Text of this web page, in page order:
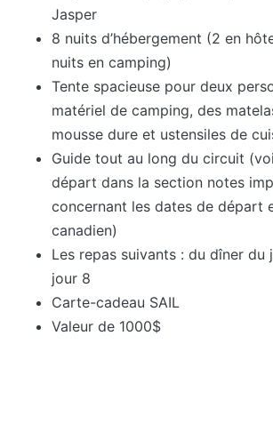
Jasper
8 nuits d’hébergement (2 en
nuits en camping)
Tente spacieuse pour deux
matériel de camping, des
mousse dure et ustensiles de
Guide tout au long du circuit
départ dans la section notes
concernant les dates de départ
canadien)
Les repas suivants : du dîner du
jour 8
Carte-cadeau SAIL
Valeur de 1000$